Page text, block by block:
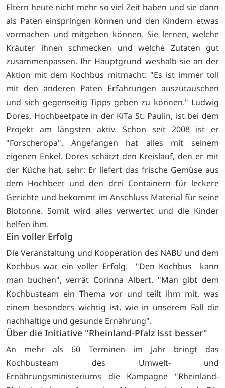
Eltern heute nicht mehr so viel Zeit haben und sie dann
als Paten einspringen können und den Kindern etwas
vormachen und mitgeben können. Sie lernen, welche
Kräuter ihnen schmecken und welche Zutaten gut
zusammenpassen. Ihr Hauptgrund weshalb sie an der
Aktion mit dem Kochbus mitmacht: "Es ist immer toll
mit den anderen Paten Erfahrungen auszutauschen
und sich gegenseitig Tipps geben zu können." Ludwig
Dores, Hochbeetpate in der KiTa St. Paulin, ist bei dem
Projekt am längsten aktiv. Schon seit 2008 ist er
"Forscheropa". Angefangen hat alles mit seinem
eigenen Enkel. Dores schätzt den Kreislauf, den er mit
der Küche hat, sehr: Er liefert das frische Gemüse aus
dem Hochbeet und den drei Containern für leckere
Gerichte und bekommt im Anschluss Material für seine
Biotonne. Somit wird alles verwertet und die Kinder
helfen ihm.
Ein voller Erfolg
Die Veranstaltung und Kooperation des NABU und dem
Kochbus war ein voller Erfolg. "Den Kochbus kann
man buchen", verrät Corinna Albert. "Man gibt dem
Kochbusteam ein Thema vor und teilt ihm mit, was
einem besonders wichtig ist, wie in unserem Fall die
nachhaltige und gesunde Ernährung".
Über die Initiative "Rheinland-Pfalz isst besser"
An mehr als 60 Terminen im Jahr bringt das
Kochbusteam des Umwelt- und
Ernährungsministeriums die Kampagne "Rheinland-